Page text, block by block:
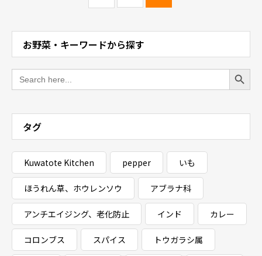
お野菜・キーワードから探す
Search
for:
Search Button
タグ
Kuwatote Kitchen pepper いも
ほうれん草、ホウレンソウ アブラナ科
アンチエイジング、老化防止 インド カレー
コロンブス スパイス トウガラシ属